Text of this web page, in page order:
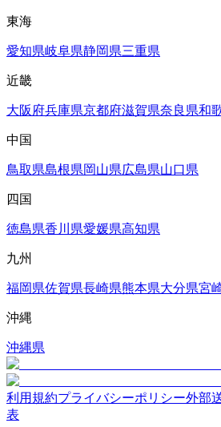
東海
愛知県岐阜県静岡県三重県
近畿
大阪府兵庫県京都府滋賀県奈良県和
中国
鳥取県島根県岡山県広島県山口県
四国
徳島県香川県愛媛県高知県
九州
福岡県佐賀県長崎県熊本県大分県宮
沖縄
沖縄県
利用規約プライバシーポリシー外部
表